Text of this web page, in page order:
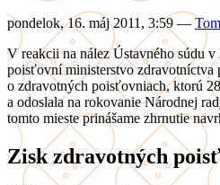
pondelok, 16. máj 2011, 3:59 —
V reakcii na nález Ústavného súdu
poisťovní ministerstvo zdravotníctva
o zdravotných poisťovniach, ktorú
a odoslala na rokovanie Národnej
tomto mieste prinášame zhrnutie
Zisk zdravotných